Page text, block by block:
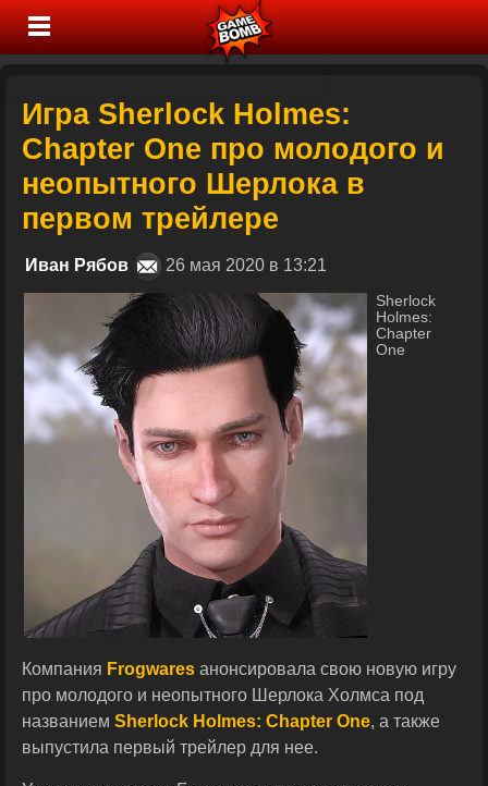
Игра Sherlock Holmes:
Chapter One про молодого и
неопытного Шерлока в
первом трейлере
Иван Рябов 26 мая 2020 в 13:21
Sherlock
Holmes:
Chapter
One
Компания Frogwares анонсировала свою новую игру
про молодого и неопытного Шерлока Холмса под
названием Sherlock Holmes: Chapter One, а также
выпустила первый трейлер для нее.